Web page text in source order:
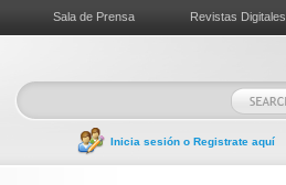
Sala de Prensa Revistas Digitales
Inicia sesión o Registrate aquí